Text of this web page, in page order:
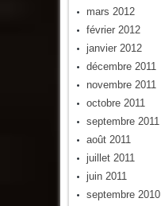
mars 2012
février 2012
janvier 2012
décembre 2011
novembre 2011
octobre 2011
septembre 2011
août 2011
juillet 2011
juin 2011
septembre 2010